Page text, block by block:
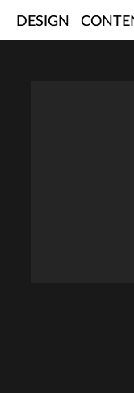
DESIGN